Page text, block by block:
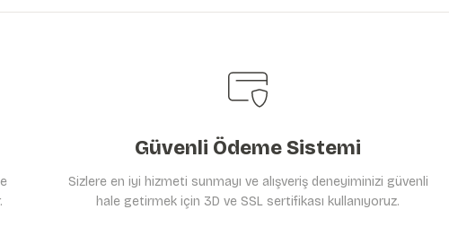
Güvenli Ödeme Sistemi
Sizlere en iyi hizmeti sunmayı ve alışveriş deneyiminizi güvenli
hale getirmek için 3D ve SSL sertifikası kullanıyoruz.